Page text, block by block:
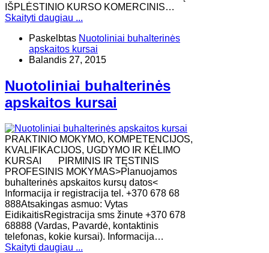
IŠPLĖSTINIO KURSO KOMERCINIS…
Skaityti daugiau ...
Paskelbtas Nuotoliniai buhalterinės
apskaitos kursai
Balandis 27, 2015
Nuotoliniai buhalterinės
apskaitos kursai
PRAKTINIO MOKYMO, KOMPETENCIJOS,
KVALIFIKACIJOS, UGDYMO IR KĖLIMO
KURSAI PIRMINIS IR TĘSTINIS
PROFESINIS MOKYMAS>Planuojamos
buhalterinės apskaitos kursų datos<
Informacija ir registracija tel. +370 678 68
888Atsakingas asmuo: Vytas
EidikaitisRegistracija sms žinute +370 678
68888 (Vardas, Pavardė, kontaktinis
telefonas, kokie kursai). Informacija…
Skaityti daugiau ...